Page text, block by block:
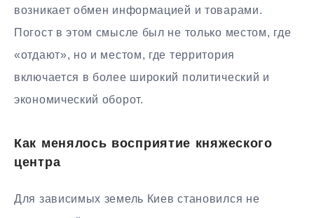
возникает обмен информацией и товарами.
Погост в этом смысле был не только местом, где
«отдают», но и местом, где территория
включается в более широкий политический и
экономический оборот.
Как менялось восприятие княжеского
центра
Для зависимых земель Киев становился не